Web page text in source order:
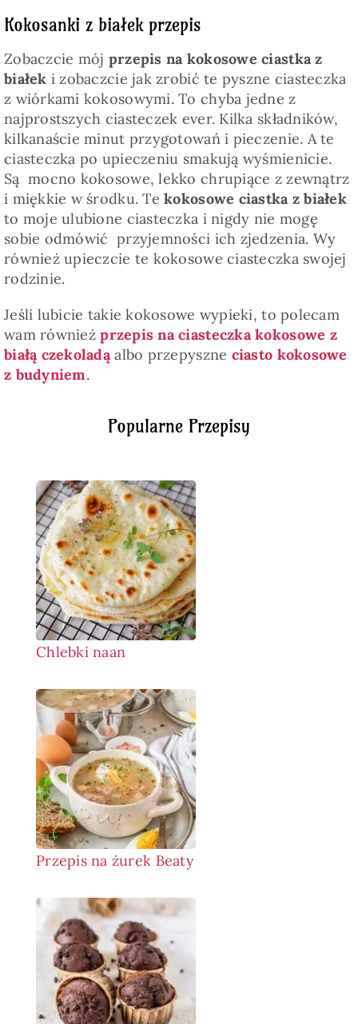
Popularne Przepisy
Chlebki naan
Przepis na żurek Beaty
Kokosanki z białek przepis
Zobaczcie mój przepis na kokosowe ciastka z
białek i zobaczcie jak zrobić te pyszne ciasteczka
z wiórkami kokosowymi. To chyba jedne z
najprostszych ciasteczek ever. Kilka składników,
kilkanaście minut przygotowań i pieczenie. A te
ciasteczka po upieczeniu smakują wyśmienicie.
Są mocno kokosowe, lekko chrupiące z zewnątrz
i miękkie w środku. Tekokosowe ciastka z białek
to moje ulubione ciasteczka i nigdy nie mogę
sobie odmówić przyjemności ich zjedzenia. Wy
również upieczcie te kokosowe ciasteczka swojej
rodzinie.
Jeśli lubicie takie kokosowe wypieki, to polecam
wam równieżprzepis na ciasteczka kokosowe z
białą czekoladąalbo przepyszne ciasto kokosowe
z budyniem.